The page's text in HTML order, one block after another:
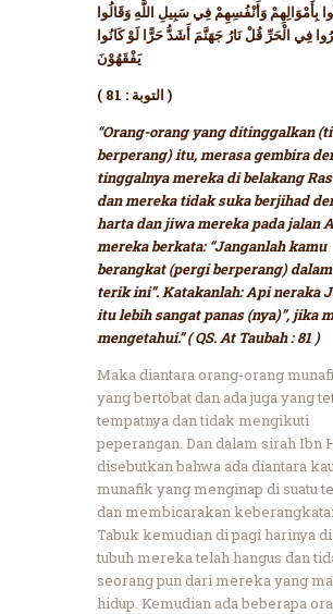
بِأَمْوَالِهِمْ وَأَنْفُسِهِمْ فِي سَبِيلِ اللَّهِ وَقَالُوا
فِي الْحَرِّ قُلْ نَارُ جَهَنَّمَ أَشَدُّ حَرًّا لَوْ كَانُوا
يَفْقَهُوْنَ
( التوبة : 81 )
“Orang-orang yang ditinggalkan
berperang) itu, merasa gembira
tinggalnya mereka di belakang
dan mereka tidak suka berjihad
harta dan jiwa mereka pada jalan
mereka berkata: “Janganlah kamu
berangkat (pergi berperang)
terik ini”. Katakanlah: Api neraka
itu lebih sangat panas (nya)”, jika
mengetahui.” ( QS. At Taubah : 81 )
Maka diantara orang-orang
yang bertobat dan ada juga yang
tempatnya dan tidak mengikuti
peperangan. Dan dalam sirah Ibn
disebutkan bahwa ada diantara
munafik yang menginap di suatu
dan membicarakan
Tabuk kemudian di pagi harinya
tubuh mereka telah hangus dan
seorang pun dari mereka yang
hidup. Kemudian ada beberapa